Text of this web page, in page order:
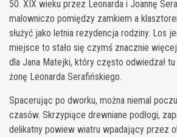
50. XIX wieku przez Leonarda i Joannę
malowniczo pomiędzy zamkiem a
służyć jako letnia rezydencja rodziny. Los
miejsce to stało się czymś znacznie
dla Jana Matejki, który często odwiedzał
żonę Leonarda Serafińskiego.
Spacerując po dworku, można niemal
czasów. Skrzypiące drewniane podłogi,
delikatny powiew wiatru wpadający przez